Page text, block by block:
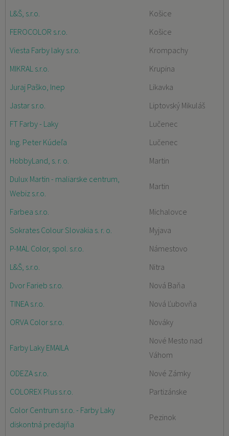
L&Š, s.r.o.
Košice
FEROCOLOR s.r.o.
Košice
Viesta Farby laky s.r.o.
Krompachy
MIKRAL s.r.o.
Krupina
Juraj Paško, Inep
Likavka
Jastar s.r.o.
Liptovský Mikuláš
FT Farby - Laky
Lučenec
Ing. Peter Kúdeľa
Lučenec
HobbyLand, s. r. o.
Martin
Dulux Martin - maliarske centrum,
Webiz s.r.o.
Martin
Farbea s.r.o.
Michalovce
Sokrates Colour Slovakia s. r. o.
Myjava
P-MAL Color, spol. s.r.o.
Námestovo
L&Š, s.r.o.
Nitra
Dvor Farieb s.r.o.
Nová Baňa
TINEA s.r.o.
Nová Ľubovňa
ORVA Color s.r.o.
Nováky
Farby Laky EMAILA
Nové Mesto nad
Váhom
ODEZA s.r.o.
Nové Zámky
COLOREX Plus s.r.o.
Partizánske
Color Centrum s.r.o. - Farby Laky
diskontná predajňa
Pezinok